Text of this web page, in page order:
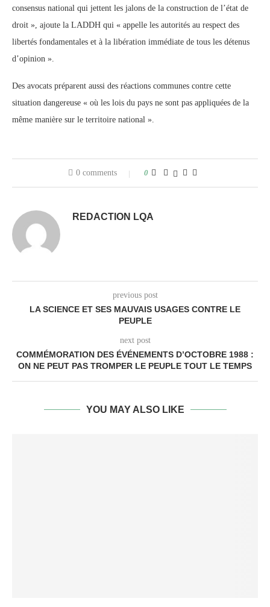
consensus national qui jettent les jalons de la construction de l’état de
droit », ajoute la LADDH qui « appelle les autorités au respect des
libertés fondamentales et à la libération immédiate de tous les détenus
d’opinion ».
Des avocats préparent aussi des réactions communes contre cette
situation dangereuse « où les lois du pays ne sont pas appliquées de la
même manière sur le territoire national ».
0 comments 0
REDACTION LQA
previous post
LA SCIENCE ET SES MAUVAIS USAGES CONTRE LE
PEUPLE
next post
COMMÉMORATION DES ÉVÉNEMENTS D’OCTOBRE 1988 :
ON NE PEUT PAS TROMPER LE PEUPLE TOUT LE TEMPS
YOU MAY ALSO LIKE